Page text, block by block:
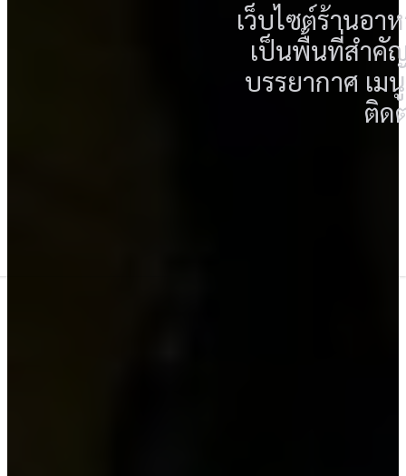
เว็บไซต์ร้านอา
เป็นพื้นที่สำคั
บรรยากาศ เม
ติด